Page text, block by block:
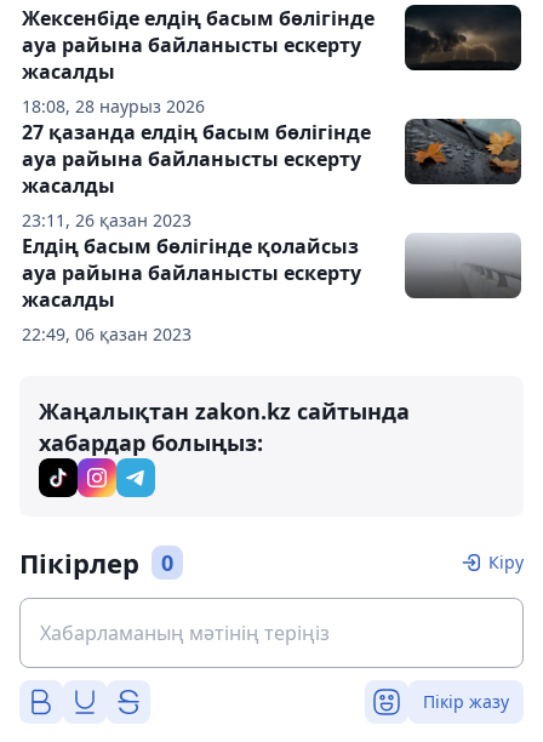
18:08, 28 наурыз 2026
Жексенбіде елдің басым бөлігінде
ауа райына байланысты ескерту
жасалды
23:11, 26 қазан 2023
27 қазанда елдің басым бөлігінде
ауа райына байланысты ескерту
жасалды
22:49, 06 қазан 2023
Елдің басым бөлігінде қолайсыз
ауа райына байланысты ескерту
жасалды
Жаңалықтан zakon.kz сайтында
хабардар болыңыз:
Пікірлер 0 Кіру
Пікір жазу